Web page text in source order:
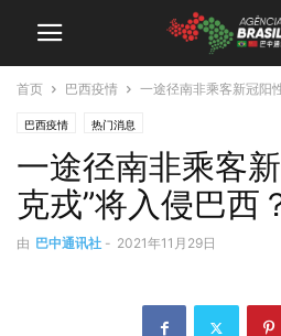
首页 巴西疫情 一途径南非乘客新冠阳
巴西疫情 热门消息
一途径南非乘客
克戎”将入侵巴西
由 巴中通讯社 - 2021年11月29日